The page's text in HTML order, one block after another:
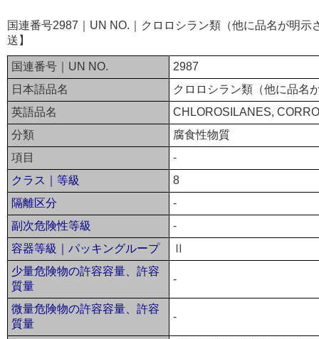
国連番号2987｜UN NO.｜クロロシラン類（他に品名が明示
送】
国連番号｜UN NO.
2987
日本語品名
クロロシラン類（他に品名
英語品名
CHLOROSILANES,
分類
腐食性物質
項目
-
クラス｜等級
8
隔離区分
-
副次危険性等級
-
容器等級｜パッキングループ
Ⅱ
少量危険物の許容容量、許容
質量
-
微量危険物の許容容量、許容
質量
-